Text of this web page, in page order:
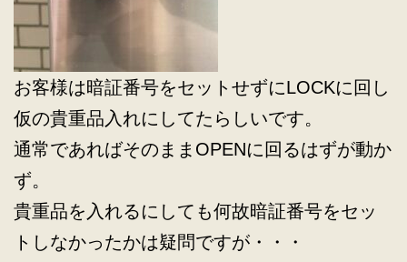
お客様は暗証番号をセットせずにLOCKに回し
仮の貴重品入れにしてたらしいです。
通常であればそのままOPENに回るはずが動か
ず。
貴重品を入れるにしても何故暗証番号をセッ
トしなかったかは疑問ですが・・・